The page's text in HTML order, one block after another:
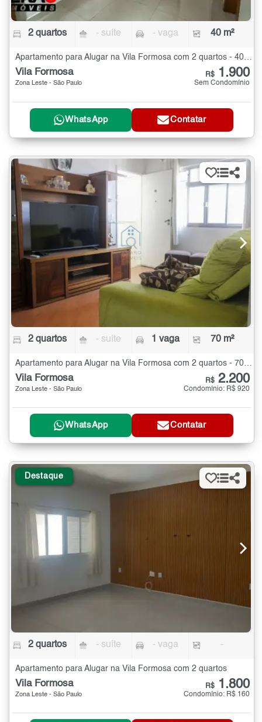
2 quartos - suíte - vaga 40 m²
Apartamento para Alugar na Vila Formosa com 2 quartos - 40 m²
Vila Formosa
Zona Leste - São Paulo
R$ 1.900
Sem Condomínio
WhatsApp Contatar
2 quartos - suíte 1 vaga 70 m²
Vila Formosa
Zona Leste - São Paulo
R$ 2.200
Condomínio: R$ 920
WhatsApp Contatar
Destaque
2 quartos - suíte - vaga -
Apartamento para Alugar na Vila Formosa com 2 quartos
Vila Formosa
Zona Leste - São Paulo
R$ 1.800
Condomínio: R$ 160